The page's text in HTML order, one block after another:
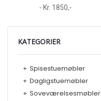
- Kr. 1850,-
KATEGORIER
+ Spisestuemøbler
+ Dagligstuemøbler
+ Soveværelsesmøbler